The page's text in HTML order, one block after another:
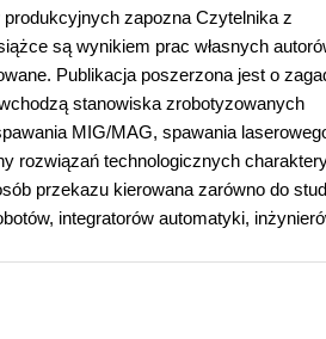
zapozna Czytelnika z
są wynikiem prac własnych
Publikacja poszerzona jest o
stanowiska zrobotyzowanych
MIG/MAG, spawania
rozwiązań technologicznych
przekazu kierowana zarówno do
integratorów automatyki,